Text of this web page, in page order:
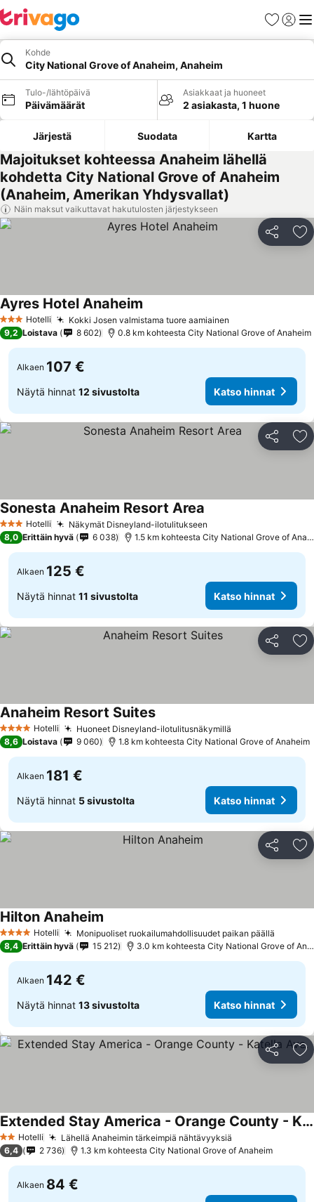
Suosikit
Kohde
City National Grove of Anaheim, Anaheim
Tulo-/lähtöpäivä
Päivämäärät
Asiakkaat ja huoneet
2 asiakasta, 1 huone
Järjestä Suodata Kartta
Majoitukset kohteessa Anaheim lähellä
kohdetta City National Grove of Anaheim
(Anaheim, Amerikan Yhdysvallat)
Näin maksut vaikuttavat hakutulosten järjestykseen
Jaa
3 Tähtiluokitus
Hotelli Kokki Josen valmistama tuore aamiainen
Ayres Hotel Anaheim
9,2 Loistava 8 602 0.8 km kohteesta City National Grove of Anaheim
Alkaen 107 €
Näytä hinnat 12 sivustolta Katso hinnat
Jaa
3 Tähtiluokitus
Hotelli Näkymät Disneyland-ilotulitukseen
Sonesta Anaheim Resort Area
8,0 Erittäin hyvä 6 038 1.5 km kohteesta City National Grove of
Alkaen 125 €
Näytä hinnat 11 sivustolta Katso hinnat
Jaa
4 Tähtiluokitus
Hotelli Huoneet Disneyland-ilotulitusnäkymillä
Anaheim Resort SuitesKatso hinnat
8,6 Loistava 9 060 1.8 km kohteesta City National Grove of Anaheim
Alkaen 181 €
Näytä hinnat 5 sivustolta Katso hinnat
Jaa
4 Tähtiluokitus
Hotelli Monipuoliset ruokailumahdollisuudet paikan päällä
Hilton Anaheim
8,4 Erittäin hyvä 15 212 3.0 km kohteesta City National Grove of
Alkaen 142 €
Näytä hinnat 13 sivustolta Katso hinnat
Jaa
2 Tähtiluokitus
Hotelli Lähellä Anaheimin tärkeimpiä nähtävyyksiä
Extended Stay America - Orange County - Katella Ave.
Katso hinnat
6,4 2 736 1.3 km kohteesta City National Grove of Anaheim
Alkaen 84 €